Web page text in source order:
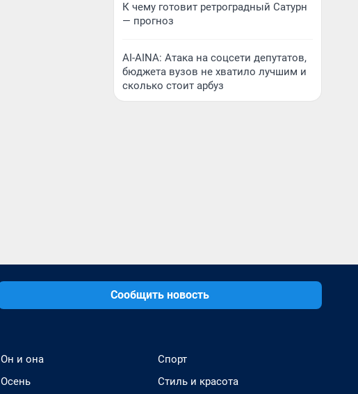
К чему готовит ретроградный Сатурн
— прогноз
AI-AINA: Атака на соцсети депутатов,
бюджета вузов не хватило лучшим и
сколько стоит арбуз
Сообщить новость
Он и она
Осень
Спорт
Стиль и красота